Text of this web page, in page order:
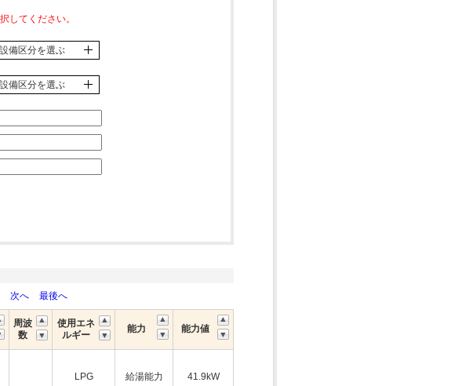
してください。
設備区分を選ぶ
設備区分を選ぶ
次へ 最後へ
周波
数
使用エネ
ルギー
能力 能力値
LPG 給湯能力 41.9kW